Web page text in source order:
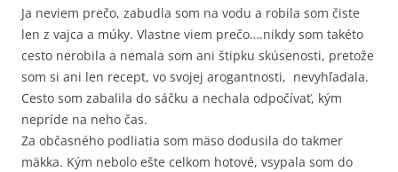
Ja neviem prečo, zabudla som na vodu a robila som čiste
len z vajca a múky. Vlastne viem prečo….nikdy som takéto
cesto nerobila a nemala som ani štipku skúsenosti, pretože
som si ani len recept, vo svojej arogantnosti, nevyhľadala.
Cesto som zabalila do sáčku a nechala odpočívať, kým
nepríde na neho čas.
Za občasného podliatia som mäso dodusila do takmer
mäkka. Kým nebolo ešte celkom hotové, vsypala som do